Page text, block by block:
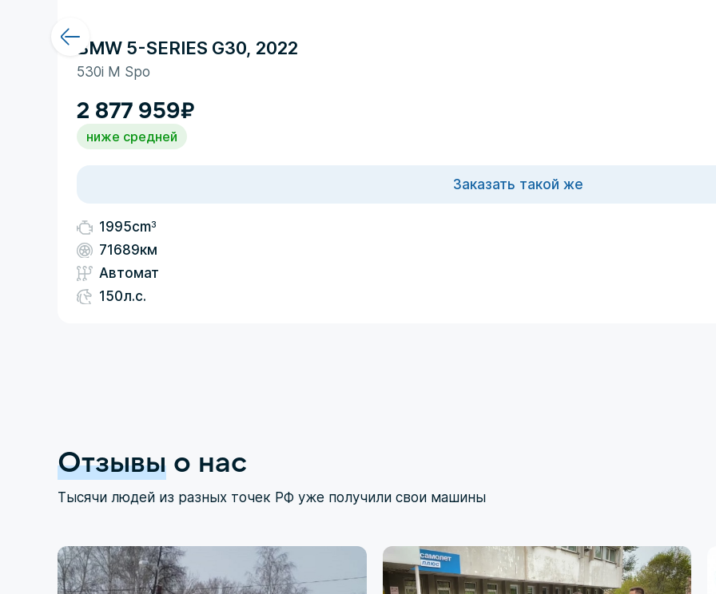
1995cm3
71689км
Автомат
150л.с.
BMW 5-SERIES G30, 2022
530i M Spo
2 877 959₽
ниже средней
Заказать такой же
Отзывы о нас
Тысячи людей из разных точек РФ уже получили свои машины